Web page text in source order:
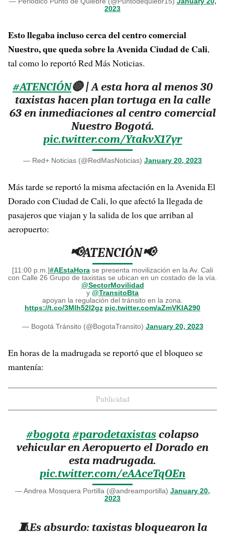
2023
Esto llegaba incluso cerca del centro comercial
Nuestro, que queda sobre la Avenida Ciudad de Cali,
tal como lo reportó Red Más Noticias.
#ATENCIÓN🔴 | A esta hora al menos 30
taxistas hacen plan tortuga en la calle
63 en inmediaciones al centro comercial
Nuestro Bogotá.
pic.twitter.com/YtakvX17yr
— Red+ Noticias (@RedMasNoticias) January 20, 2023
Más tarde se reportó la misma afectación en la Avenida El
Dorado con Ciudad de Cali, lo que afectó la llegada de
pasajeros que viajan y la salida de los que arriban al
aeropuerto:
📢ATENCIÓN📢
[11:00 p.m.]#AEstaHora se presenta movilización en la Av. Cali
con Calle 26 Grupo de taxistas se ubican en un costado de la vía.
@SectorMovilidad
y @TransitoBta
apoyan la regulación del tránsito en la zona.
https://t.co/3Mlh52l2gz pic.twitter.com/aZmVKIA290
— Bogotá Tránsito (@BogotaTransito) January 20, 2023
En horas de la madrugada se reportó que el bloqueo se
mantenía:
Publicidad
#bogota#parodetaxistascolapso
vehicular en Aeropuerto el Dorado en
esta madrugada.
pic.twitter.com/eAAceTqOEn
— Andrea Mosquera Portilla (@andreamportilla) January 20,
2023
🧵Es absurdo: taxistas bloquearon la